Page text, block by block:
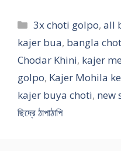
Categories
3x choti golpo,all
kajer bua, bangla
Chodar Khini, kajer
golpo, Kajer Mohila
kajer buya choti, new
ছিদ্রে ঠাপাঠাপি